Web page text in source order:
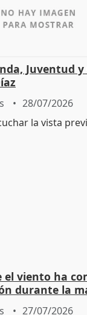
Juventud
28/07/2026
el viento ha
durante la
27/07/2026